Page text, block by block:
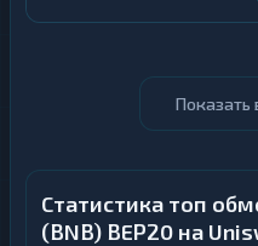
Показать
Статистика топ
(BNB) BEP20 на